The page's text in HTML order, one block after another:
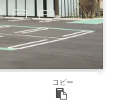
コピー